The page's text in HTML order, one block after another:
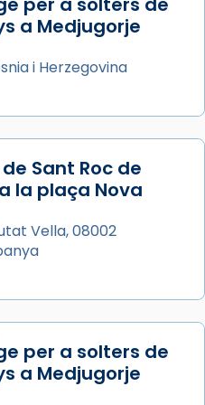
és juntament amb el
un dels que
prop Jesús.
(12,2) fou el primer
a Jerusalem per
44).
tard de tota
a Medjugorje
i Herzegovina
Sant Roc de
la plaça Nova
Vella, 08002
per a solters de
a Medjugorje